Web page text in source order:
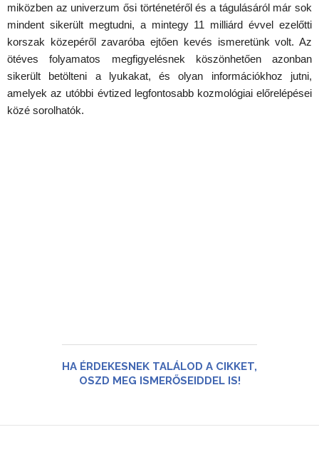
miközben az univerzum ősi történetéről és a tágulásáról már sok
mindent sikerült megtudni, a mintegy 11 milliárd évvel ezelőtti
korszak közepéről zavaróba ejtően kevés ismeretünk volt. Az
ötéves folyamatos megfigyelésnek köszönhetően azonban
sikerült betölteni a lyukakat, és olyan információkhoz jutni,
amelyek az utóbbi évtized legfontosabb kozmológiai előrelépései
közé sorolhatók.
HA ÉRDEKESNEK TALÁLOD A CIKKET,
OSZD MEG ISMERŐSEIDDEL IS!